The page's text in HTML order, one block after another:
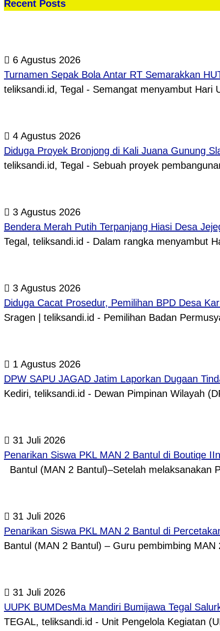
Recent Posts
6 Agustus 2026
Turnamen Sepak Bola Antar RT Semarakkan
teliksandi.id, Tegal - Semangat menyambut Hari
4 Agustus 2026
Diduga Proyek Bronjong di Kali Juana Gunung
teliksandi.id, Tegal - Sebuah proyek
3 Agustus 2026
Bendera Merah Putih Terpanjang Hiasi Desa
Tegal, teliksandi.id - Dalam rangka menyambut
3 Agustus 2026
Diduga Cacat Prosedur, Pemilihan BPD Desa
Sragen | teliksandi.id - Pemilihan Badan
1 Agustus 2026
DPW SAPU JAGAD Jatim Laporkan Dugaan
Kediri, teliksandi.id - Dewan Pimpinan Wilayah
31 Juli 2026
Penarikan Siswa PKL MAN 2 Bantul di Boutiqe
Bantul (MAN 2 Bantul)–Setelah melaksanakan
31 Juli 2026
Penarikan Siswa PKL MAN 2 Bantul di
Bantul (MAN 2 Bantul) – Guru pembimbing
31 Juli 2026
UUPK BUMDesMa Mandiri Bumijawa Tegal
TEGAL, teliksandi.id - Unit Pengelola Kegiatan